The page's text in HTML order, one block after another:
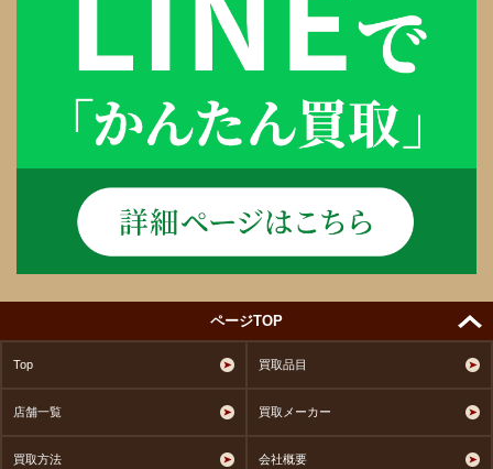
ページTOP
Top 買取品目
店舗一覧 買取メーカー
買取方法 会社概要